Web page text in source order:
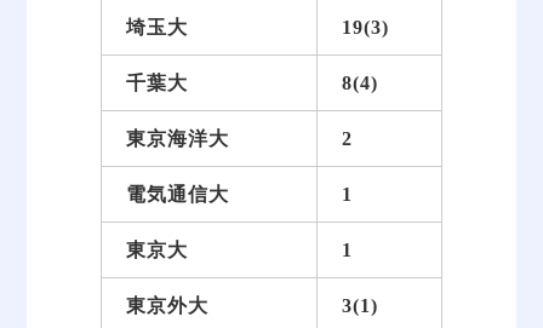
埼玉大 19(3)
千葉大 8(4)
東京海洋大 2
電気通信大 1
東京大 1
東京外大 3(1)